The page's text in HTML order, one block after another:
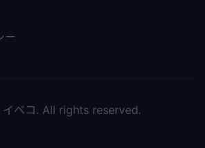
ー
ベコ. All rights reserved.